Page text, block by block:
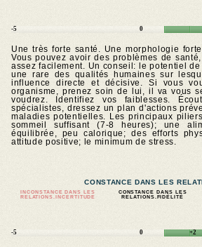
-5 0
Une très forte santé. Une morphologie
Vous pouvez avoir des problèmes de
assez facilement. Un conseil: le potentiel
une rare des qualités humaines sur
influence directe et décisive. Si vous
organisme, prenez soin de lui, il va vous
voudrez. Identifiez vos faiblesses.
spécialistes, dressez un plan d'actions
maladies potentielles. Les principaux
sommeil suffisant (7-8 heures); une
équilibrée, peu calorique; des efforts
attitude positive; le minimum de stress.
CONSTANCE DANS LES
INCONSTANCE DANS LES
RELATIONS.INCERTITUDE
CONSTANCE DANS LES
RELATIONS.FIDÉLITÉ
-5 0 +2